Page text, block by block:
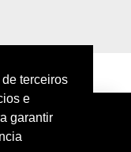
terceiros
e
garantir